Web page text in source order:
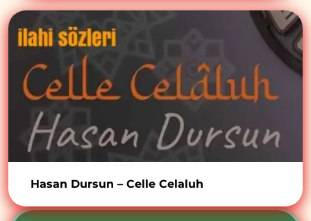
Hasan Dursun – Celle Celaluh